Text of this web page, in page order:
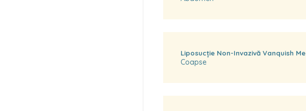
Liposucție Non-Invazivă Vanquish Me
Coapse